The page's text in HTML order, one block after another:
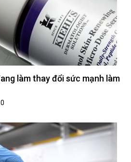
làm thay đổi sức mạnh làm
0